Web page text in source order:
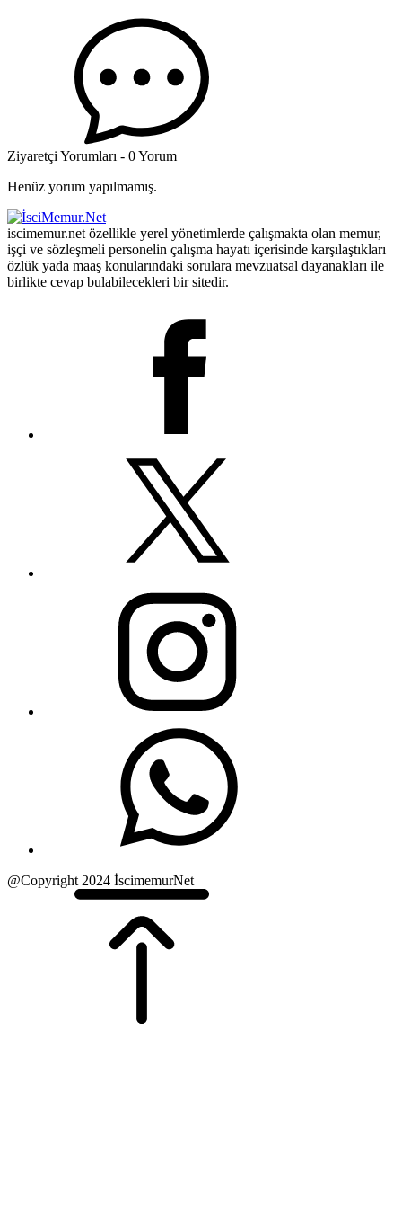
Ziyaretçi Yorumları - 0 Yorum
Henüz yorum yapılmamış.
iscimemur.net özellikle yerel yönetimlerde çalışmakta olan memur,
işçi ve sözleşmeli personelin çalışma hayatı içerisinde karşılaştıkları
özlük yada maaş konularındaki sorulara mevzuatsal dayanakları ile
birlikte cevap bulabilecekleri bir sitedir.
@Copyright 2024 İscimemurNet